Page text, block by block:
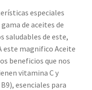
especiales
de aceites de
saludables de este,
este magnifico Aceite
beneficios que nos
vitamina C y
esenciales para